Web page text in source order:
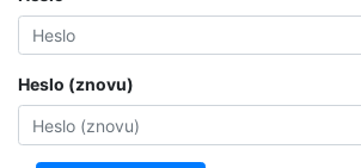
Heslo (znovu)